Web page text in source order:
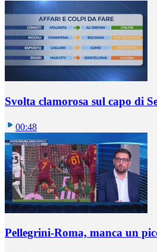
Svolta clamorosa sul capo di
00:48
Pellegrini-Roma, manca un